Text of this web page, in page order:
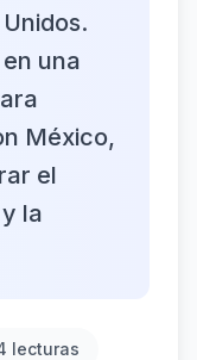
una
México,
el
la
lecturas